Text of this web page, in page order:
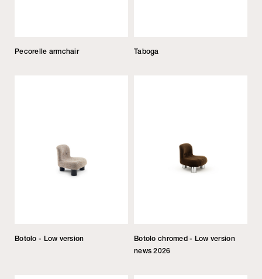
Pecorelle armchair Taboga
Botolo - Low version
Botolo chromed - Low version
news 2026